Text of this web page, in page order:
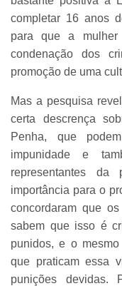
completar 16 anos
para que a
condenação dos
promoção de uma
Mas a pesquisa
certa descrença
Penha, que
impunidade e
representantes
importância para o
concordaram que
sabem que isso é
punidos, e o
que praticam essa
punições devidas.